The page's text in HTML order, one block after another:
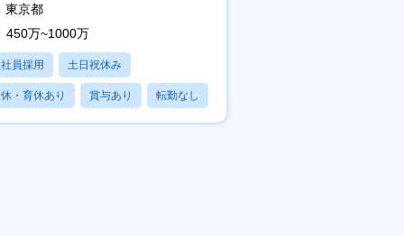
東京都
450万~1000万
員採用 土日祝休み
・育休あり 賞与あり 転勤なし